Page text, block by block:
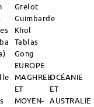
Grelot
Guimbarde
Khol
Tablas
Gong
EUROPE
MAGHREB
ET
MOYEN-
OCÉANIE
ET
AUSTRALIE